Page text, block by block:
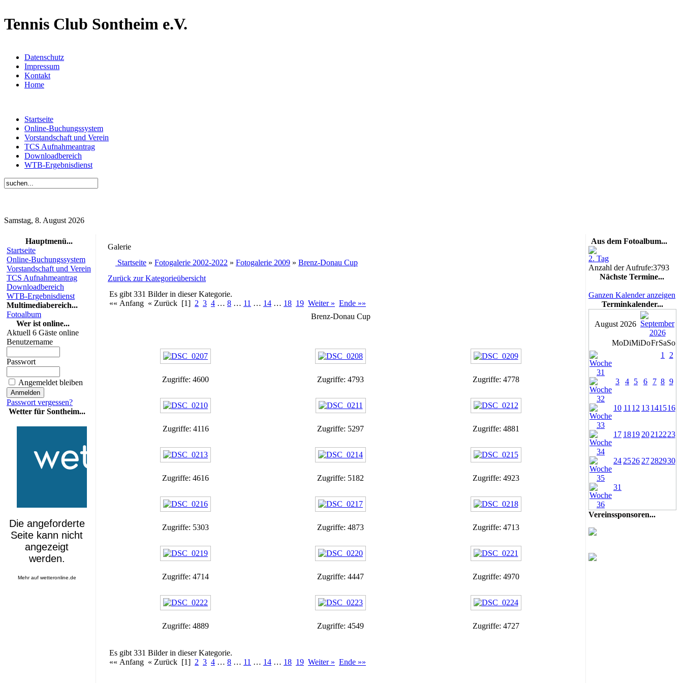
Tennis Club Sontheim e.V.
Datenschutz
Impressum
Kontakt
Home
Startseite
Online-Buchungssystem
Vorstandschaft und Verein
TCS Aufnahmeantrag
Downloadbereich
WTB-Ergebnisdienst
Samstag, 8. August 2026
Hauptmenü...
Startseite
Online-Buchungssystem
Vorstandschaft und Verein
TCS Aufnahmeantrag
Downloadbereich
WTB-Ergebnisdienst
Multimediabereich...
Fotoalbum
Wer ist online...
Aktuell 6 Gäste online
Benutzername
Passwort
Angemeldet bleiben
Passwort vergessen?
Wetter für Sontheim...
Mehr auf wetteronline.de
Galerie
Startseite » Fotogalerie 2002-2022 » Fotogalerie 2009 » Brenz-Donau Cup
Zurück zur Kategorieübersicht
Es gibt 331 Bilder in dieser Kategorie.
«« Anfang « Zurück [1] 2 3 4 … 8 … 11 … 14 … 18 19 Weiter » Ende »»
Brenz-Donau Cup
Zugriffe: 4600 Zugriffe: 4793 Zugriffe: 4778
Zugriffe: 4116 Zugriffe: 5297 Zugriffe: 4881
Zugriffe: 4616 Zugriffe: 5182 Zugriffe: 4923
Zugriffe: 5303 Zugriffe: 4873 Zugriffe: 4713
Zugriffe: 4714 Zugriffe: 4447 Zugriffe: 4970
Zugriffe: 4889 Zugriffe: 4549 Zugriffe: 4727
Es gibt 331 Bilder in dieser Kategorie.
«« Anfang « Zurück [1] 2 3 4 … 8 … 11 … 14 … 18 19 Weiter » Ende »»
Aus dem Fotoalbum...
2. Tag
Anzahl der Aufrufe:3793
Nächste Termine...
Ganzen Kalender anzeigen
Terminkalender...
August 2026
MoDiMiDoFrSaSo
1
2
3 4 5 6 7 8 9
10 11 12 13141516
17 1819 2021 2223
24 2526 27282930
31
Vereinssponsoren...